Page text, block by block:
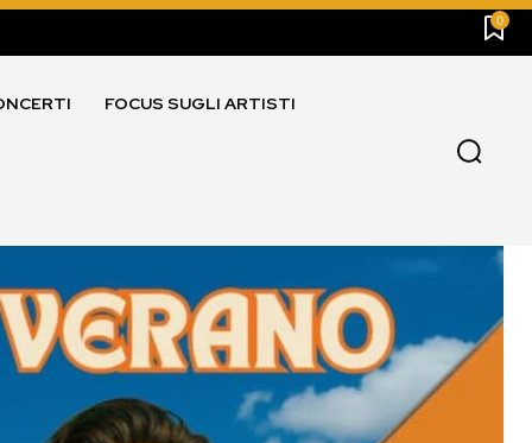
0
FOCUS SUGLI ARTISTI